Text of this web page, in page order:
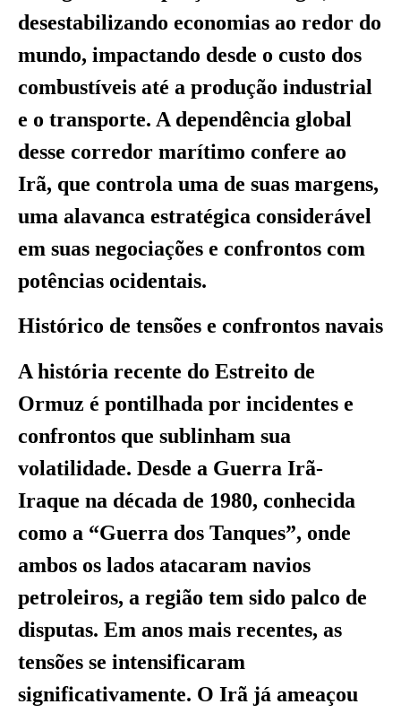
desestabilizando economias ao redor do
mundo, impactando desde o custo dos
combustíveis até a produção industrial
e o transporte. A dependência global
desse corredor marítimo confere ao
Irã, que controla uma de suas margens,
uma alavanca estratégica considerável
em suas negociações e confrontos com
potências ocidentais.
Histórico de tensões e confrontos navais
A história recente do Estreito de
Ormuz é pontilhada por incidentes e
confrontos que sublinham sua
volatilidade. Desde a Guerra Irã-
Iraque na década de 1980, conhecida
como a “Guerra dos Tanques”, onde
ambos os lados atacaram navios
petroleiros, a região tem sido palco de
disputas. Em anos mais recentes, as
tensões se intensificaram
significativamente. O Irã já ameaçou